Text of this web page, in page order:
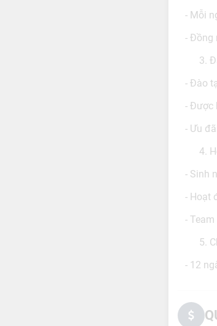
- Mỗi
- Đồng
- Đào
- Được
- Ưu
- Sinh
- Hoạt
-
- 12